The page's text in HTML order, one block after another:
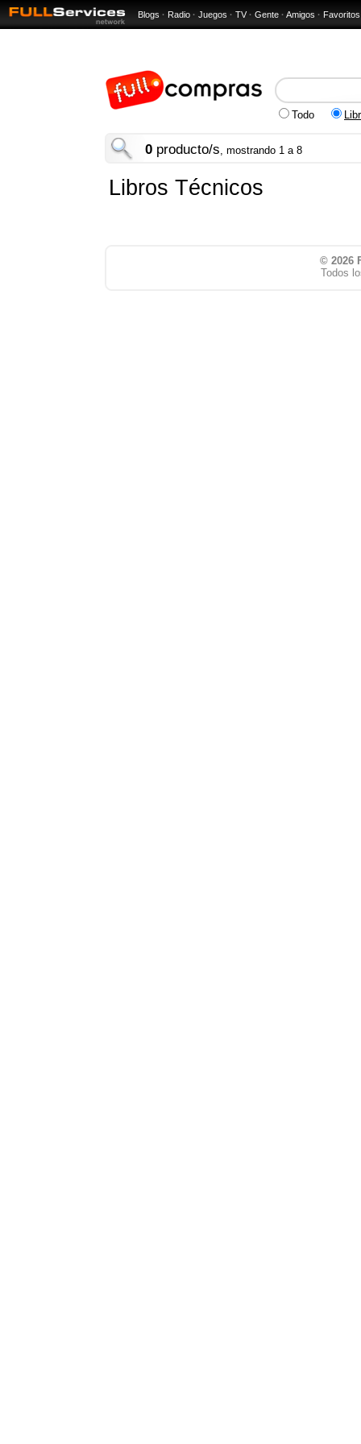
Blogs · Radio · Juegos · TV · Gente · Amigos · Favoritos
Todo
0 producto/s, mostrando 1 a 8
Libros Técnicos
© 2026
Todos